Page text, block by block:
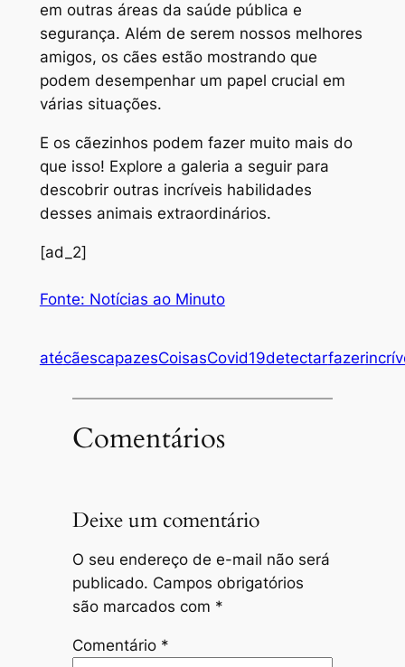
em outras áreas da saúde pública e
segurança. Além de serem nossos melhores
amigos, os cães estão mostrando que
podem desempenhar um papel crucial em
várias situações.
E os cãezinhos podem fazer muito mais do
que isso! Explore a galeria a seguir para
descobrir outras incríveis habilidades
desses animais extraordinários.
[ad_2]
Fonte: Notícias ao Minuto
atécãescapazesCoisasCovid19detectarfazer
Comentários
Deixe um comentário
O seu endereço de e-mail não será
publicado. Campos obrigatórios
são marcados com *
Comentário *